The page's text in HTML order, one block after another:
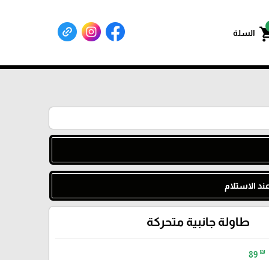
السلة
الاستلام
طاولة جانبية متحركة
89 ₪